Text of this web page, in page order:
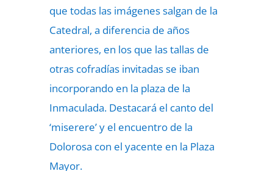
que todas las imágenes salgan de la
Catedral, a diferencia de años
anteriores, en los que las tallas de
otras cofradías invitadas se iban
incorporando en la plaza de la
Inmaculada. Destacará el canto del
‘miserere’ y el encuentro de la
Dolorosa con el yacente en la Plaza
Mayor.